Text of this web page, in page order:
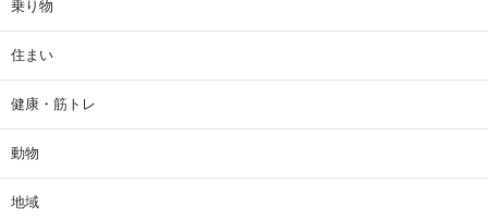
乗り物
住まい
健康・筋トレ
動物
地域